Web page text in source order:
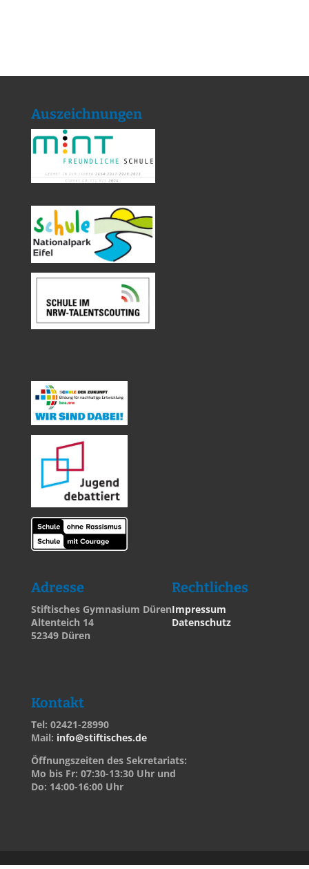
Auszeichnungen
Adresse
Stiftisches Gymnasium Düren
Altenteich 14
52349 Düren
Rechtliches
Impressum
Datenschutz
Kontakt
Tel: 02421-28990
Mail: info@stiftisches.de
Öffnungszeiten des Sekretariats:
Mo bis Fr: 07:30-13:30 Uhr und
Do: 14:00-16:00 Uhr